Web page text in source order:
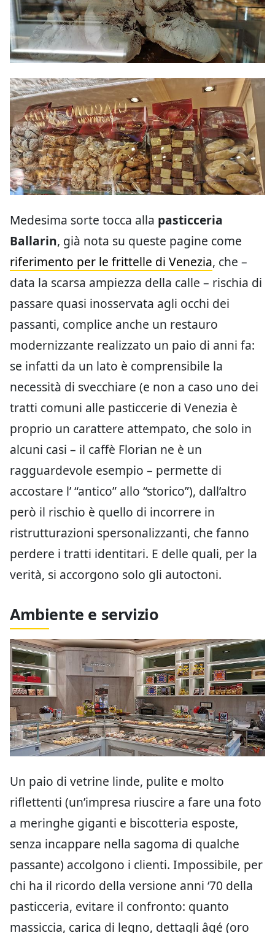
Medesima sorte tocca alla pasticceria
Ballarin, già nota su queste pagine come
riferimento per le frittelle di Venezia, che –
data la scarsa ampiezza della calle – rischia di
passare quasi inosservata agli occhi dei
passanti, complice anche un restauro
modernizzante realizzato un paio di anni fa:
se infatti da un lato è comprensibile la
necessità di svecchiare (e non a caso uno dei
tratti comuni alle pasticcerie di Venezia è
proprio un carattere attempato, che solo in
alcuni casi – il caffè Florian ne è un
ragguardevole esempio – permette di
accostare l’ “antico” allo “storico”), dall’altro
però il rischio è quello di incorrere in
ristrutturazioni spersonalizzanti, che fanno
perdere i tratti identitari. E delle quali, per la
verità, si accorgono solo gli autoctoni.
Ambiente e servizio
Un paio di vetrine linde, pulite e molto
riflettenti (un’impresa riuscire a fare una foto
a meringhe giganti e biscotteria esposte,
senza incappare nella sagoma di qualche
passante) accolgono i clienti. Impossibile, per
chi ha il ricordo della versione anni ‘70 della
pasticceria, evitare il confronto: quanto
massiccia, carica di legno, dettagli âgé (oro